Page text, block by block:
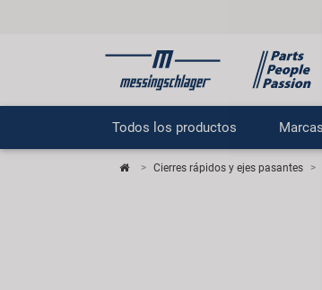
Todos los productos Marcas
Cierres rápidos y ejes pasantes